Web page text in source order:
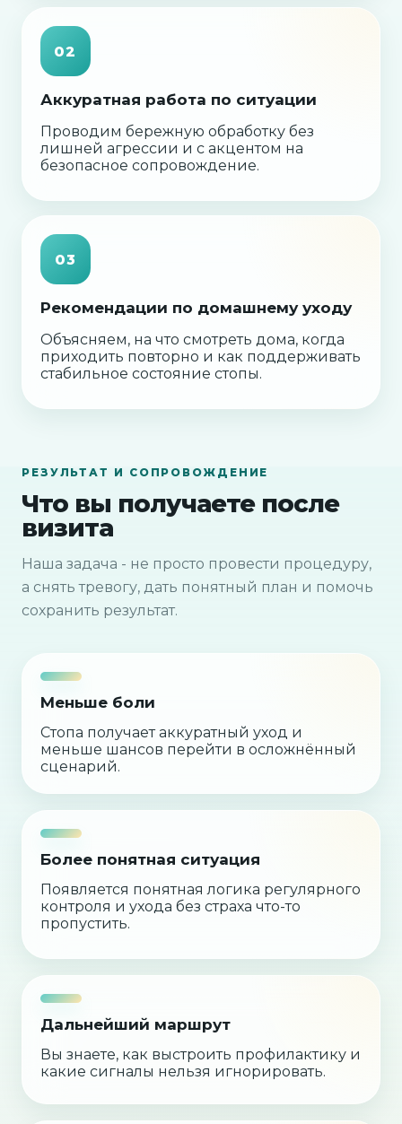
02
Аккуратная работа по ситуации
Проводим бережную обработку без
лишней агрессии и с акцентом на
безопасное сопровождение.
03
Рекомендации по домашнему уходу
Объясняем, на что смотреть дома, когда
приходить повторно и как поддерживать
стабильное состояние стопы.
РЕЗУЛЬТАТ И СОПРОВОЖДЕНИЕ
Что вы получаете после
визита
Наша задача - не просто провести процедуру,
а снять тревогу, дать понятный план и помочь
сохранить результат.
Меньше боли
Стопа получает аккуратный уход и
меньше шансов перейти в осложнённый
сценарий.
Более понятная ситуация
Появляется понятная логика регулярного
контроля и ухода без страха что-то
пропустить.
Дальнейший маршрут
Вы знаете, как выстроить профилактику и
какие сигналы нельзя игнорировать.